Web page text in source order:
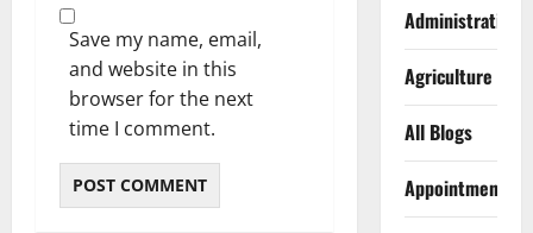
Save my name, email,
and website in this
browser for the next
time I comment.
Administration
Agriculture
All Blogs
Appointments